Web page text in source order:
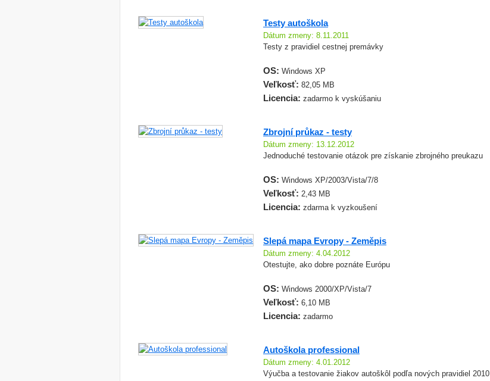
Testy autoškola
Dátum zmeny: 8.11.2011
Testy z pravidiel cestnej premávky
OS: Windows XP
Veľkosť: 82,05 MB
Licencia: zadarmo k vyskúšaniu
Zbrojní průkaz - testy
Dátum zmeny: 13.12.2012
Jednoduché testovanie otázok pre získanie zbrojného preukazu
OS: Windows XP/2003/Vista/7/8
Veľkosť: 2,43 MB
Licencia: zdarma k vyzkoušení
Slepá mapa Evropy - Zeměpis
Dátum zmeny: 4.04.2012
Otestujte, ako dobre poznáte Európu
OS: Windows 2000/XP/Vista/7
Veľkosť: 6,10 MB
Licencia: zadarmo
Autoškola professional
Dátum zmeny: 4.01.2012
Výučba a testovanie žiakov autoškôl podľa nových pravidiel 2010